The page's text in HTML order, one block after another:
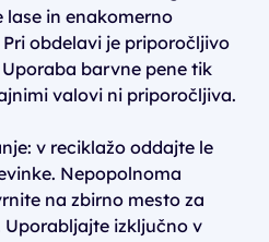
lase in enakomerno
obdelavi je priporočljivo
barvne pene tik
valovi ni priporočljiva.
v reciklažo oddajte le
Nepopolnoma
na zbirno mesto za
izključno v